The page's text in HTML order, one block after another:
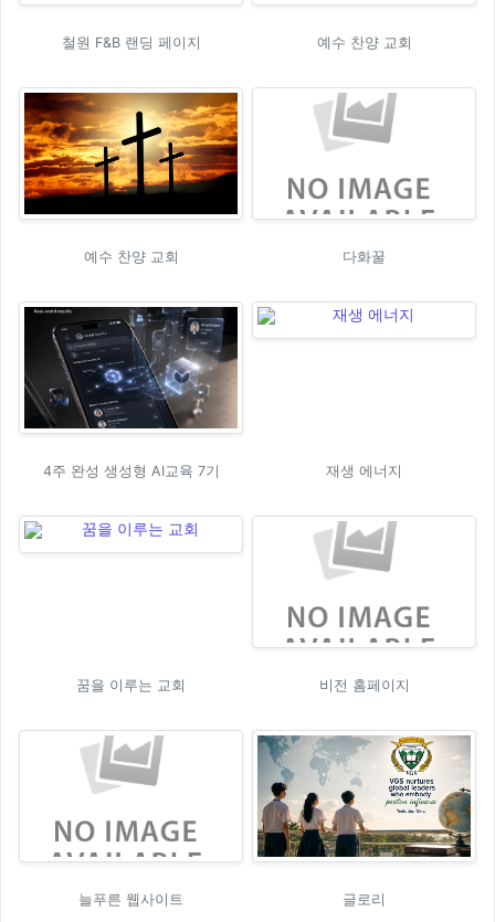
철원 F&B 랜딩 페이지 예수 찬양 교회
예수 찬양 교회 다화꿀
4주 완성 생성형 AI교육 7기 재생 에너지
꿈을 이루는 교회 비전 홈페이지
늘푸른 웹사이트 글로리